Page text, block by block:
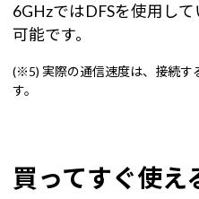
6GHzではDFSを使用し
可能です。
(※5) 実際の通信速度は、接続す
す。
買ってすぐ使